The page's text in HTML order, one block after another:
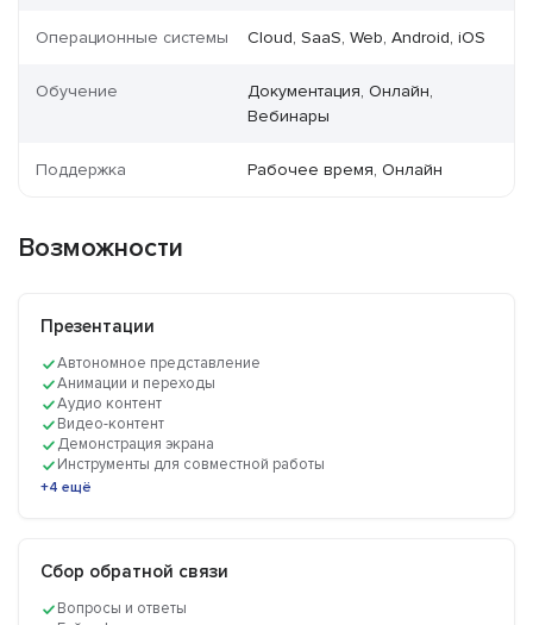
Операционные системы Cloud, SaaS, Web, Android, iOS
Обучение
Документация, Онлайн,
Вебинары
Поддержка Рабочее время, Онлайн
Возможности
Презентации
Автономное представление
Анимации и переходы
Аудио контент
Видео-контент
Демонстрация экрана
Инструменты для совместной работы
+4 ещё
Сбор обратной связи
Вопросы и ответы